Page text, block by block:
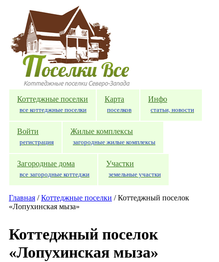
Перейти к основному содержанию
Коттеджные поселки
все коттеджные поселки
Карта
поселков
Инфо
статьи, новости
Войти
регистрация
Жилые комплексы
загородные жилые комплексы
Загородные дома
все загородные коттеджи
Участки
земельные участки
Главная / Коттеджные поселки /Коттеджный поселок
«Лопухинская мыза»
Коттеджный поселок
«Лопухинская мыза»